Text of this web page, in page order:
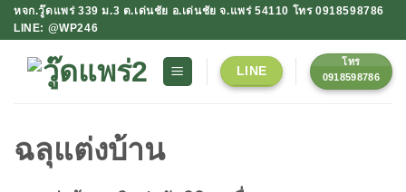
ข้าม
ไป
หจก.วู๊ดแพร่ 339 ม.3 ต.เด่นชัย อ.เด่นชัย จ.แพร่ 54110 โทร 0918598786
LINE: @WP246
LINE
โทร
0918598786
ฉลุแต่งบ้าน